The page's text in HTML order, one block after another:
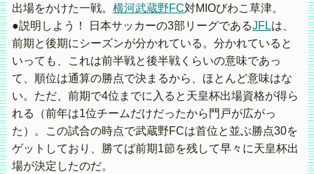
出場をかけた一戦。 横河武蔵野FC対MIOびわこ草津。
●説明しよう！ 日本サッカーの3部リーグであるJFLは、
前期と後期にシーズンが分かれている。分かれていると
いっても、これは前半戦と後半戦くらいの意味であっ
て、順位は通算の勝点で決まるから、ほとんど意味はな
い。ただ、前期で4位までに入ると天皇杯出場資格が得ら
れる（前年は1位チームだけだったから門戸が広がっ
た）。この試合の時点で武蔵野FCは首位と並ぶ勝点30を
ゲットしており、勝てば前期1節を残して早々に天皇杯出
場が決定したのだ。